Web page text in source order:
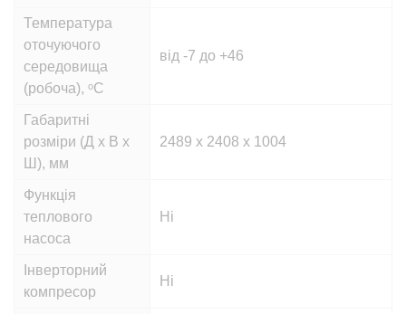
Температура
оточуючого
середовища
(робоча), ᵒС
від -7 до +46
Габаритні
розміри (Д х В х
Ш), мм
2489 х 2408 х 1004
Функція
теплового
насоса
Ні
Інверторний
компресор
Ні